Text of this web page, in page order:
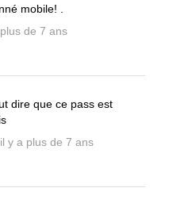
mobile! .
de 7 ans
dire que ce pass est
il y a plus de 7 ans